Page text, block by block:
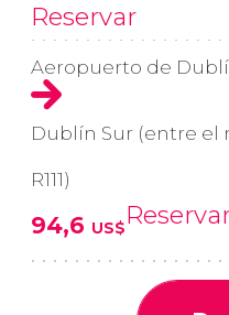
Reservar
Aeropuerto de
Dublín Sur (entre el
R111)
94,6 US$